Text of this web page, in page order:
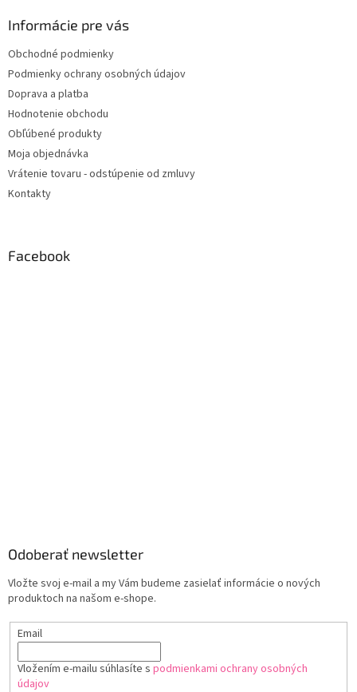
Informácie pre vás
Obchodné podmienky
Podmienky ochrany osobných údajov
Doprava a platba
Hodnotenie obchodu
Obľúbené produkty
Moja objednávka
Vrátenie tovaru - odstúpenie od zmluvy
Kontakty
Facebook
Odoberať newsletter
Vložte svoj e-mail a my Vám budeme zasielať informácie o nových
produktoch na našom e-shope.
Email
Vložením e-mailu súhlasíte s podmienkami ochrany osobných
údajov